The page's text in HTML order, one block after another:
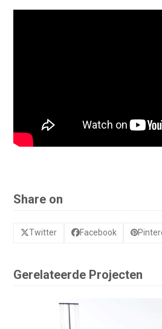
Share on
Twitter Facebook
Gerelateerde Projecten